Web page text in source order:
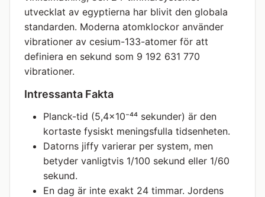
utvecklat av egyptierna har blivit den globala
standarden. Moderna atomklockor använder
vibrationer av cesium-133-atomer för att
definiera en sekund som 9 192 631 770
vibrationer.
Intressanta Fakta
Planck-tid (5,4×10⁻⁴⁴ sekunder) är den
kortaste fysiskt meningsfulla tidsenheten.
Datorns jiffy varierar per system, men
betyder vanligtvis 1/100 sekund eller 1/60
sekund.
En dag är inte exakt 24 timmar. Jordens